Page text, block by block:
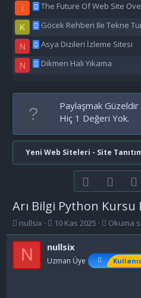
I The Future Of Web Site
K Göcek Rehberi Ile Tekne Turları,
N Asya Dizileri İzleme Sitesi
N Dikmen Halı Yıkama
Paylaşmak Güzeldir
Hiç 1 Değeri Yok.
Yeni Web Siteleri - Site
Facebook
Arı Bilgi Python Kursu
K
o
n
nullsix
B
a
ş
a
10 Kas 2025 Okuma
N nullsix
Uzman Üye